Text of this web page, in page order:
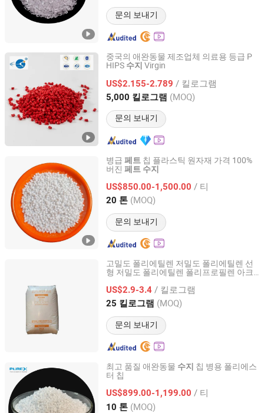
문의 보내기
중국의 애완동물 제조업체 의료용 등급 P
HIPS 수지 Virgin
US$2.155-2.789 / 킬로그램
5,000 킬로그램 (MOQ)
문의 보내기
Shanghai Qishen Plastic Industry Co., LTD.
Shanghai, China 이후 2025
병급 페트 칩 플라스틱 원자재 가격 100%
버진 페트 수지
US$850.00-1,500.00 / 티
20 톤 (MOQ)
문의 보내기
Henan Sinowin Chemical Industry Co., Ltd.
Henan, China 이후 2020
고밀도 폴리에틸렌 저밀도 폴리에틸렌 선
형 저밀도 폴리에틸렌 폴리프로필렌 아크
폴리에틸렌페트에틸렌 비닐 아세테이트
고충격 폴리스티렌 과립
US$2.9-3.4 / 킬로그램
25 킬로그램 (MOQ)
문의 보내기
Shanghai Ou Shuo Plastics Co., Ltd.
Shanghai, China 이후 2024
최고 품질 애완동물 수지 칩 병용 폴리에스
터 칩
US$899.00-1,199.00 / 티
10 톤 (MOQ)
SHANDONG PULISI CHEMICAL CO., LTD.
Shandong, China 이후 2021